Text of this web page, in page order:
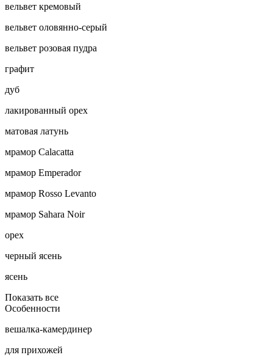
вельвет кремовый
вельвет оловянно-серый
вельвет розовая пудра
графит
дуб
лакированный орех
матовая латунь
мрамор Calacatta
мрамор Emperador
мрамор Rosso Levanto
мрамор Sahara Noir
орех
черный ясень
ясень
Показать все
Особенности
вешалка-камердинер
для прихожей